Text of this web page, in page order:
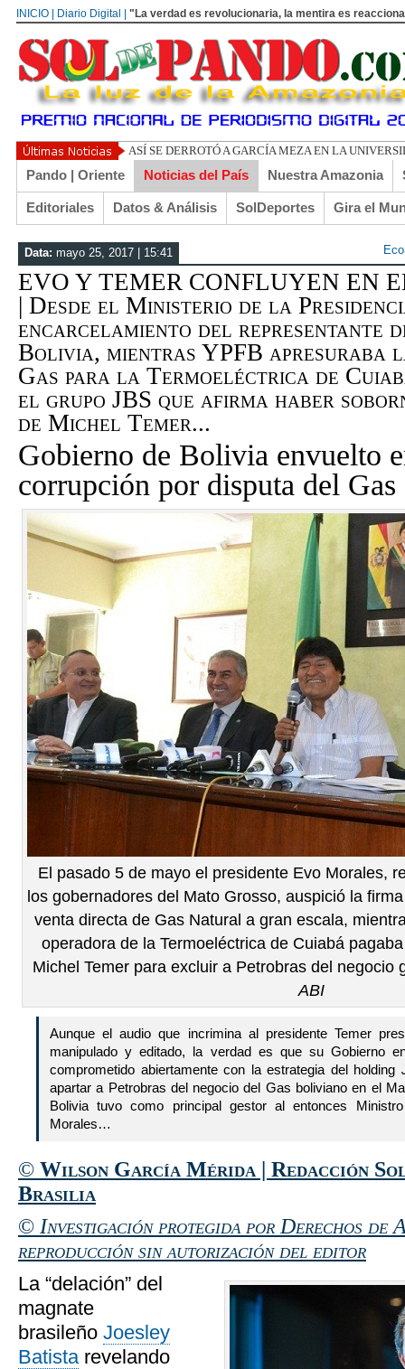
INICIO | Diario Digital | "La verdad es revolucionaria, la mentira es
MATKOVIĆ NO ES
Pando | Oriente Noticias del País Nuestra Amazonia
Editoriales Datos & Análisis SolDeportes Gira el
Data: mayo 25, 2017 | 15:41
EVO Y TEMER CONFLUYEN EN
| Desde el Ministerio de la
encarcelamiento del representante
Bolivia, mientras YPFB apresuraba
Gas para la Termoeléctrica de
el grupo JBS que afirma haber
de Michel Temer...
Gobierno de Bolivia envuelto
corrupción por disputa del
El pasado 5 de mayo el presidente Evo Morales,
los gobernadores del Mato Grosso, auspició la
venta directa de Gas Natural a gran escala,
operadora de la Termoeléctrica de Cuiabá
Michel Temer para excluir a Petrobras del
ABI
Aunque el audio que incrimina al presidente Temer
manipulado y editado, la verdad es que su Gobierno
comprometido abiertamente con la estrategia del holding
apartar a Petrobras del negocio del Gas boliviano en el
Bolivia tuvo como principal gestor al entonces
Morales…
© Wilson García Mérida | Redacción Sol
Brasilia
© Investigación protegida por Derechos de
reproducción sin autorización del editor
La “delación” del
magnate
brasileño Joesley
Batistarevelando